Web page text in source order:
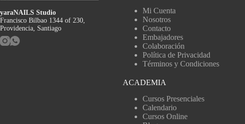
yaraNAILS Studio
Francisco Bilbao 1344 of 230,
Providencia, Santiago
Mi Cuenta
Nosotros
Contacto
Embajadores
Colaboración
Política de Privacidad
Términos y Condiciones
ACADEMIA
Cursos Presenciales
Calendario
Cursos Online